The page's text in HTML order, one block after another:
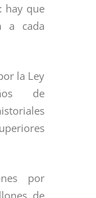
hay que
a cada
la Ley
de
por
de